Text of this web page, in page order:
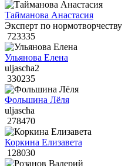
Тайманова Анастасия
Эксперт по нормотворчеству
723335
Ульянова Елена
uljascha2
330235
Фольшина Лёля
uljascha
278470
Коркина Елизавета
128030